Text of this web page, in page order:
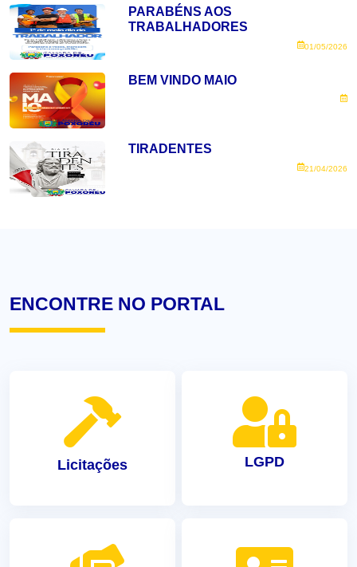
PARABÉNS AOS
TRABALHADORES
01/05/2026
BEM VINDO MAIO
TIRADENTES
21/04/2026
ENCONTRE NO PORTAL
Licitações LGPD